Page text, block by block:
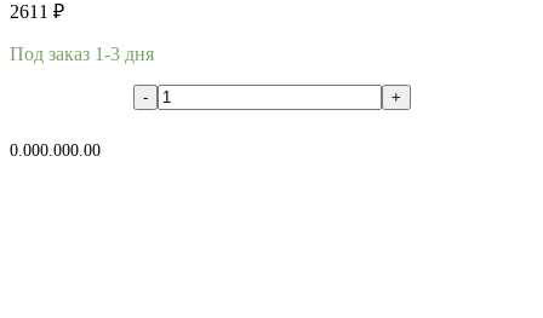
2611 ₽
Под заказ 1-3 дня
0.000.000.00